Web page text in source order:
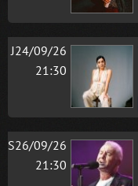
J24/09/26
21:30
S26/09/26
21:30